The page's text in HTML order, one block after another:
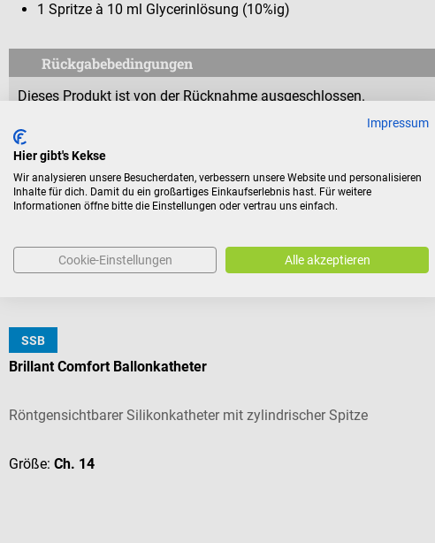
1 Spritze à 10 ml Glycerinlösung (10%ig)
Rückgabebedingungen
Dieses Produkt ist von der Rücknahme ausgeschlossen.
Für Verbraucher besteht das Widerrufsrecht nicht bei Verträgen
aus Gründen des Gesundheitsschutzes oder der Hygiene nicht zur
Versiegelung nach der Lieferung entfernt wurde.
Kunden kauften auch
SSB
Teleflex
Brillant Comfort Ballonkatheter
Röntgensichtbarer Silikonkatheter mit zylindrischer Spitze
Größe: Ch. 14
Impressum
Hier gibt's Kekse
Wir analysieren unsere Besucherdaten, verbessern unsere Website und personalisieren
Inhalte für dich. Damit du ein großartiges Einkaufserlebnis hast. Für weitere
Informationen öffne bitte die Einstellungen oder vertrau uns einfach.
Cookie-Einstellungen Alle akzeptieren